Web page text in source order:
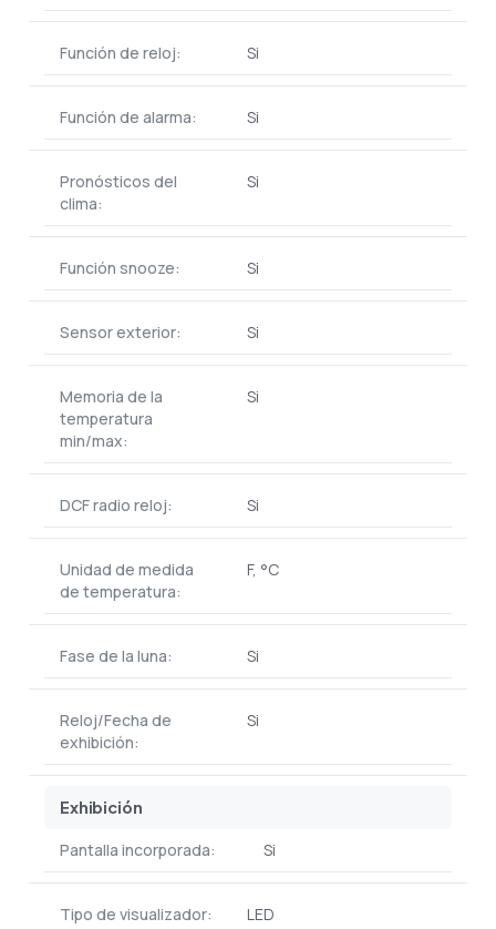
Función de reloj: Si
Función de alarma: Si
Pronósticos del
clima:
Si
Función snooze: Si
Sensor exterior: Si
Memoria de la
temperatura
min/max:
Si
DCF radio reloj: Si
Unidad de medida
de temperatura:
F, °C
Fase de la luna: Si
Reloj/Fecha de
exhibición:
Si
Exhibición
Pantalla incorporada: Si
Tipo de visualizador: LED